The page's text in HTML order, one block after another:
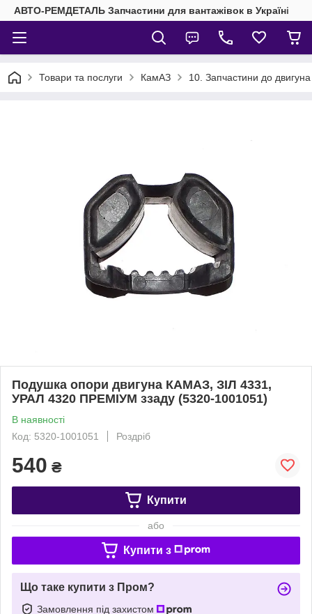
АВТО-РЕМДЕТАЛЬ Запчастини для вантажівок в Україні
Товари та послуги КамАЗ 10. Запчастини до
Подушка опори двигуна КАМАЗ, ЗІЛ 4331,
УРАЛ 4320 ПРЕМІУМ ззаду (5320-1001051)
В наявності
Код: 5320-1001051
Роздріб
540 ₴
Купити
або
Купити з
Що таке купити з Пром?
Замовлення під захистом